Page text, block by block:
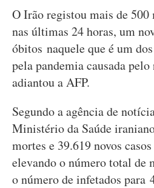
O Irão registou mais de
nas últimas 24 horas, um
óbitos naquele que é um
pela pandemia causada
adiantou a AFP.
Segundo a agência de
Ministério da Saúde
mortes e 39.619 novos
elevando o número total de
o número de infetados para